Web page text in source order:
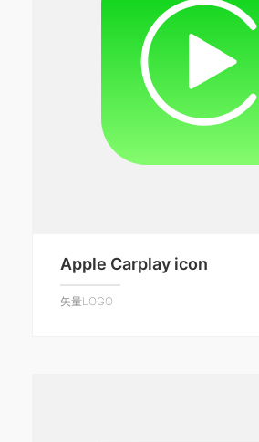
Apple Carplay icon
矢量LOGO